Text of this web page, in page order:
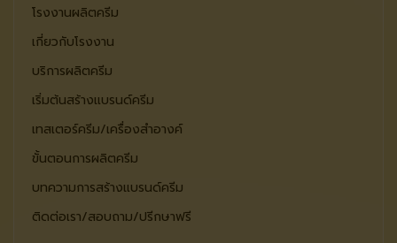
โรงงานผลิตครีม
เกี่ยวกับโรงงาน
บริการผลิตครีม
เริ่มต้นสร้างแบรนด์ครีม
เทสเตอร์ครีม/เครื่องสำอางค์
ขั้นตอนการผลิตครีม
บทความการสร้างแบรนด์ครีม
ติดต่อเรา/สอบถาม/ปรีกษาฟรี